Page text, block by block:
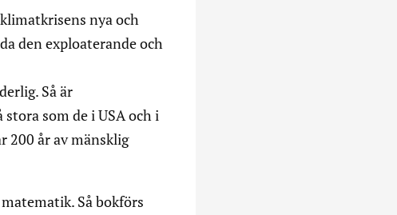
nya och
den exploaterande och
Så är
som de i USA och i
200 år av mänsklig
Så bokförs